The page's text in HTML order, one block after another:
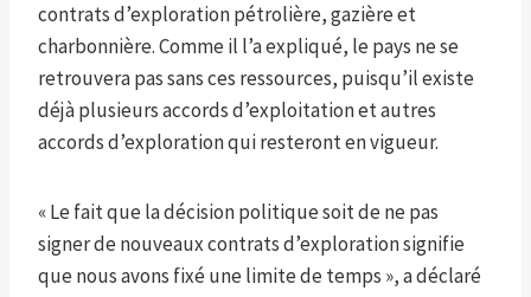
contrats d’exploration pétrolière, gazière et
charbonnière. Comme il l’a expliqué, le pays ne se
retrouvera pas sans ces ressources, puisqu’il existe
déjà plusieurs accords d’exploitation et autres
accords d’exploration qui resteront en vigueur.
« Le fait que la décision politique soit de ne pas
signer de nouveaux contrats d’exploration signifie
que nous avons fixé une limite de temps », a déclaré